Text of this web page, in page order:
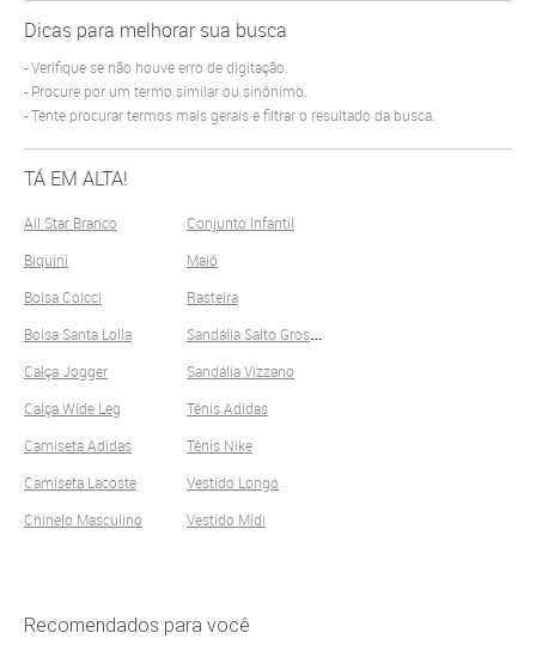
Dicas para melhorar sua busca
Verifique se não houve erro de digitação.
Procure por um termo similar ou sinônimo.
Tente procurar termos mais gerais e filtrar o resultado da busca.
TÁ EM ALTA!
All Star Branco
Biquini
Bolsa Colcci
Bolsa Santa Lolla
Calça Jogger
Calça Wide Leg
Camiseta Adidas
Camiseta Lacoste
Chinelo Masculino
Conjunto Infantil
Maiô
Rasteira
S
andália Salto Grosso
Sandália Vizzano
Tênis Adidas
Tênis Nike
Vestido Longo
Vestido Midi
Recomendados para você